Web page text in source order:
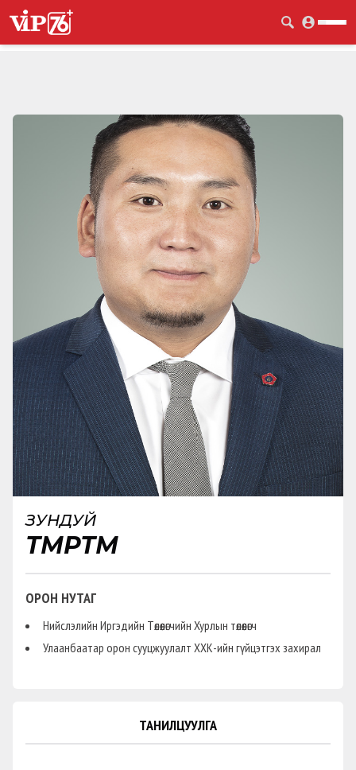
ЗУНДУЙ
ТӨМӨРТӨМӨӨ
ОРОН НУТАГ
Нийслэлийн Иргэдийн Төлөөлөгчийн Хурлын төлөөлөгч
Улаанбаатар орон сууцжуулалт ХХК-ийн гүйцэтгэх захирал
ТАНИЛЦУУЛГА